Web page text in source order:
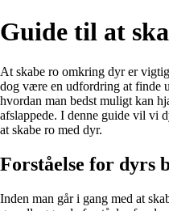
Guide til at
At skabe ro omkring dyr er
dog være en udfordring at finde
hvordan man bedst muligt kan
afslappede. I denne guide vil vi
at skabe ro med dyr.
Forståelse for dyrs
Inden man går i gang med at